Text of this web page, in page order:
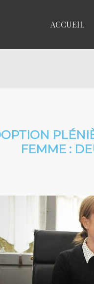
ACCUEIL
FEMME :